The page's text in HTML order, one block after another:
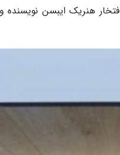
هنریک ایبسن نویسنده